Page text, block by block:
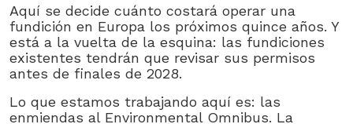
Aquí se decide cuánto costará operar una
fundición en Europa los próximos quince años. Y
está a la vuelta de la esquina: las fundiciones
existentes tendrán que revisar sus permisos
antes de finales de 2028.
Lo que estamos trabajando aquí es: las
enmiendas al Environmental Omnibus. La